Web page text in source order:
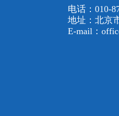
电话：010-
地址：北京
E-mail：